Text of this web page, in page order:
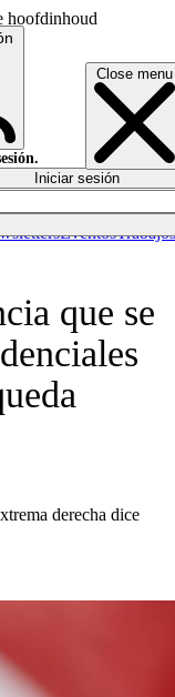
hoofdinhoud
Close menu
EventosTrabajos
Iniciar sesión
que se
derecha dice